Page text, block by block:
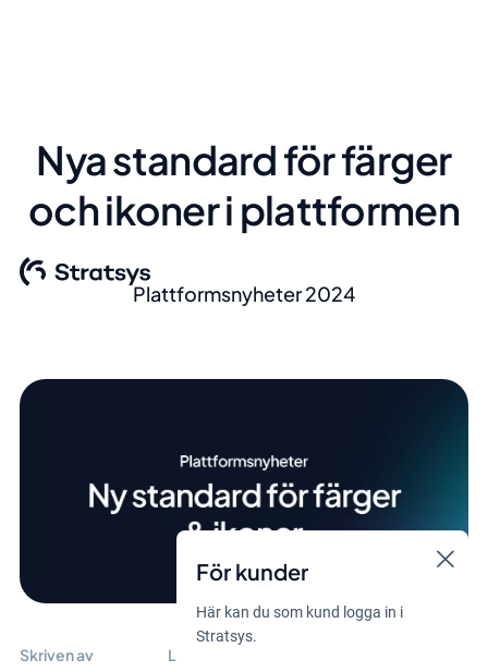
För kunder
Här kan du som kund logga in i
Stratsys.
Nya standard för färger
och ikoner i plattformen
Plattformsnyheter 2024
Skriven av Lästid